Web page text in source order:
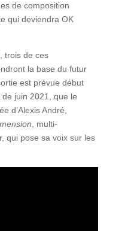
de composition
qui deviendra OK
trois de ces
la base du futur
est prévue début
de juin 2021, que le
d’Alexis André,
, multi-
qui pose sa voix sur les